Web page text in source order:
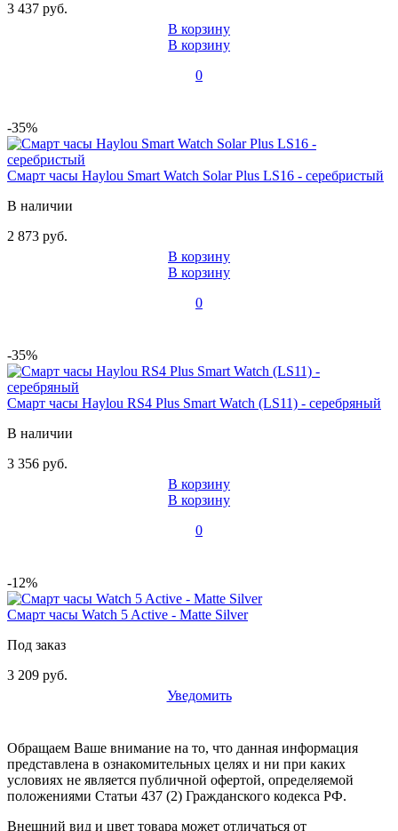
3 437 руб.
В корзину
В корзину
0
-35%
Смарт часы Haylou Smart Watch Solar Plus LS16 - серебристый
В наличии
2 873 руб.
В корзину
В корзину
0
-35%
Смарт часы Haylou RS4 Plus Smart Watch (LS11) - серебряный
В наличии
3 356 руб.
В корзину
В корзину
0
-12%
Смарт часы Watch 5 Active - Matte Silver
Под заказ
3 209 руб.
Уведомить
Обращаем Ваше внимание на то, что данная информация
представлена в ознакомительных целях и ни при каких
условиях не является публичной офертой, определяемой
положениями Статьи 437 (2) Гражданского кодекса РФ.
Внешний вид и цвет товара может отличаться от